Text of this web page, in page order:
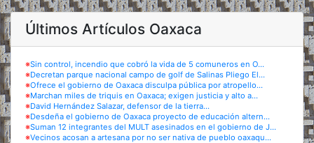
Últimos Artículos Oaxaca
※Sin control, incendio que cobró la vida de 5 comuneros en O...
※Decretan parque nacional campo de golf de Salinas Pliego El...
※Ofrece el gobierno de Oaxaca disculpa pública por atropello...
※Marchan miles de triquis en Oaxaca; exigen justicia y alto a...
※David Hernández Salazar, defensor de la tierra...
※Desdeña el gobierno de Oaxaca proyecto de educación altern...
※Suman 12 integrantes del MULT asesinados en el gobierno de J...
※Vecinos acosan a artesana por no ser nativa de pueblo oaxaqu...